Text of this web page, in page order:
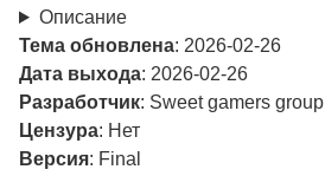
Описание
Тема обновлена: 2026-02-26
Дата выхода: 2026-02-26
Разработчик: Sweet gamers group
Цензура: Нет
Версия: Final